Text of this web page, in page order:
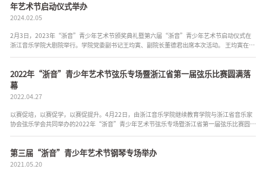
年艺术节启动仪式举办
2024.02.05
2月3日，2023年“浙音”青少年艺术节颁奖典礼暨第六届“浙音”青少年艺术节启动仪式在
浙江音乐学院大剧院举行。学院党委副书记王均寅、副院长董德君出席本次活动。 王均寅在启
2022年“浙音”青少年艺术节弦乐专场暨浙江省第一届弦乐比赛圆满落
幕
2022.04.27
以赛促培，以赛促学，以赛促提升。4月22日，由浙江音乐学院继续教育学院与浙江省音乐家
协会弦乐学会共同举办的2022年“浙音”青少年艺术节弦乐专场暨浙江省第一届弦乐比赛圆满
第三届“浙音”青少年艺术节钢琴专场举办
2021.05.20